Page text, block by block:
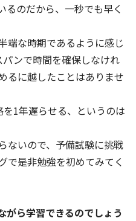
るのだから、一秒でも早く
端な時期であるように感じ
ンで時間を確保しなけれ
るに越したことはありませ
1年遅らせる、というのは
ないので、予備試験に挑戦
で是非勉強を初めてみてく
がら学習できるのでしょう